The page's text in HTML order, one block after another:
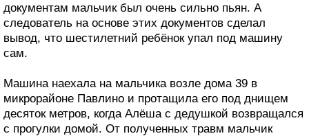
документам мальчик был очень сильно пьян. А
следователь на основе этих документов сделал
вывод, что шестилетний ребёнок упал под машину
сам.
Машина наехала на мальчика возле дома 39 в
микрорайоне Павлино и протащила его под днищем
десяток метров, когда Алёша с дедушкой возвращался
с прогулки домой. От полученных травм мальчик